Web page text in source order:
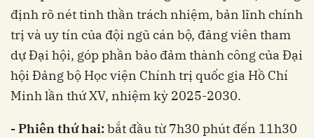
định rõ nét tinh thần trách nhiệm, bản lĩnh chính
trị và uy tín của đội ngũ cán bộ, đảng viên tham
dự Đại hội, góp phần bảo đảm thành công của Đại
hội Đảng bộ Học viện Chính trị quốc gia Hồ Chí
Minh lần thứ XV, nhiệm kỳ 2025-2030.
- Phiên thứ hai:bắt đầu từ 7h30 phút đến 11h30